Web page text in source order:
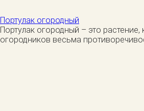
Портулак огородный
Портулак огородный – это растение,
огородников весьма